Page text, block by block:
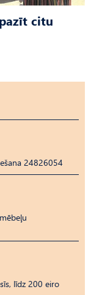
citu
24826054
līdz 200 eiro